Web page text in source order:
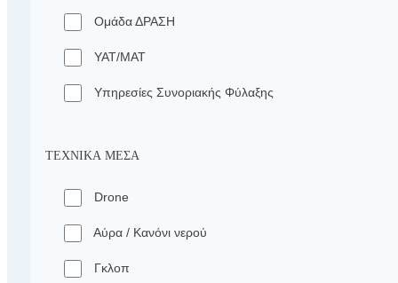
Ομάδα ΔΡΑΣΗ
ΥΑΤ/ΜΑΤ
Υπηρεσίες Συνοριακής Φύλαξης
ΤΕΧΝΙΚΆ ΜΈΣΑ
Drone
Αύρα / Κανόνι νερού
Γκλοπ